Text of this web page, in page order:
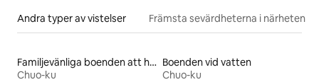
Andra typer av vistelser Främsta sevärdheterna i närheten
Familjevänliga boenden att hyra
Chuo-ku
Boenden vid vatten
Chuo-ku